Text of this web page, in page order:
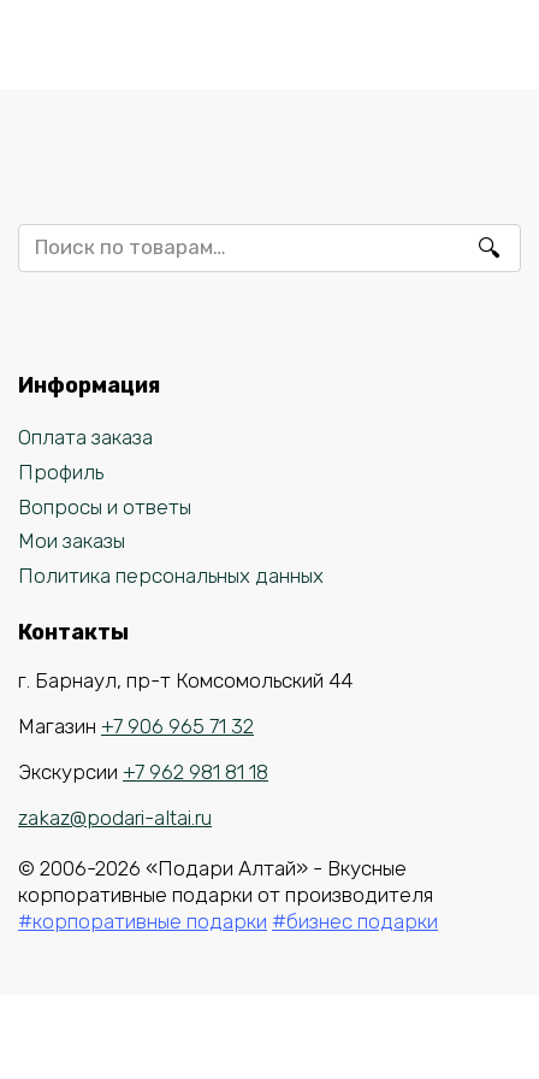
Искать:
Информация
Оплата заказа
Профиль
Вопросы и ответы
Мои заказы
Политика персональных данных
Контакты
г. Барнаул, пр-т Комсомольский 44
Магазин +7 906 965 71 32
Экскурсии +7 962 981 81 18
zakaz@podari-altai.ru
© 2006-2026 «Подари Алтай» - Вкусные
корпоративные подарки от производителя
#корпоративные подарки #бизнес подарки